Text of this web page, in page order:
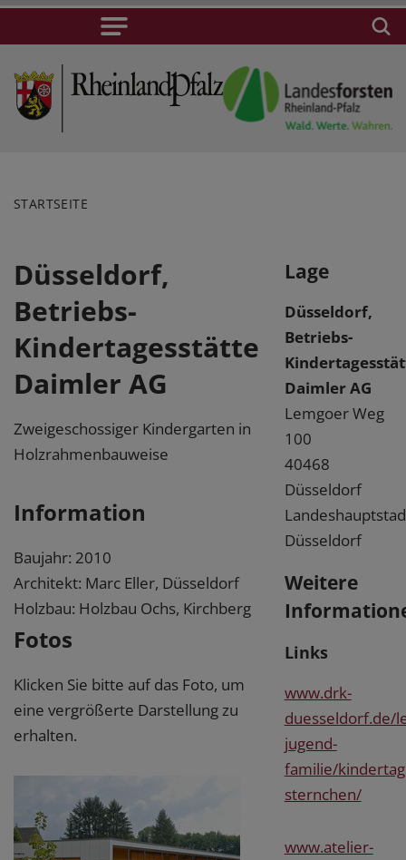
STARTSEITE
Düsseldorf,
Betriebs-
Kindertagesstätte
Daimler AG
Zweigeschossiger Kindergarten in
Holzrahmenbauweise
Information
Baujahr: 2010
Architekt: Marc Eller, Düsseldorf
Holzbau: Holzbau Ochs, Kirchberg
Fotos
Klicken Sie bitte auf das Foto, um
eine vergrößerte Darstellung zu
erhalten.
Lage
Düsseldorf,
Betriebs-
Daimler AG
Lemgoer Weg
100
40468
Düsseldorf
Düsseldorf
Weitere
Links
www.drk-
duesseldorf.de/
jugend-
familie/
sternchen/
www.atelier-